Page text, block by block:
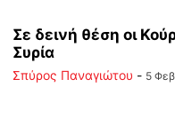
Σε δεινή θέση οι
Συρία
Σπύρος Παναγιώτου - 5